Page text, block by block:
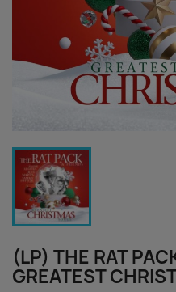
(LP) THE RAT
GREATEST